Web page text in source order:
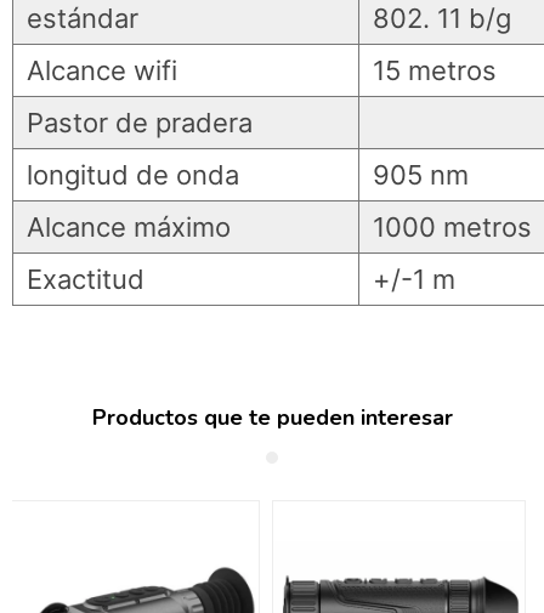
estándar
802. 11 b/g
Alcance wifi
15 metros
Pastor de pradera
longitud de onda
905 nm
Alcance máximo
1000 metros
Exactitud
+/-1 m
Productos que te pueden interesar